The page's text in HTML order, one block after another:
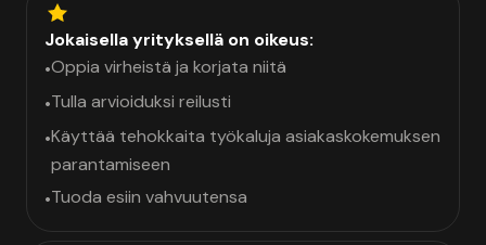
Jokaisella yrityksellä on oikeus:
•Oppia virheistä ja korjata niitä
•Tulla arvioiduksi reilusti
•Käyttää tehokkaita työkaluja asiakaskokemuksen
parantamiseen
•Tuoda esiin vahvuutensa